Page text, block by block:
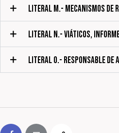
LITERAL M.- MECANISMOS DE
LITERAL N.- VIÁTICOS,
LITERAL O.- RESPONSABLE DE